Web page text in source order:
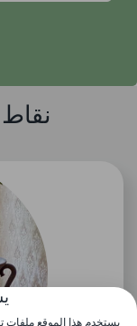
نقاط
يستخدم هذا الموقع ملفات